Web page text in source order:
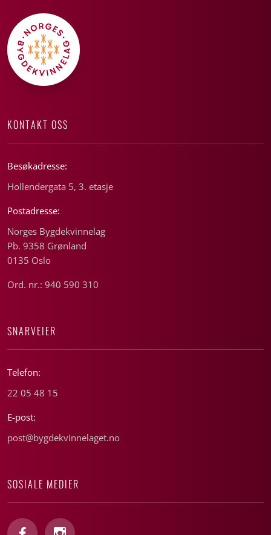
KONTAKT OSS
Besøkadresse:
Hollendergata 5, 3. etasje
Postadresse:
Norges Bygdekvinnelag
Pb. 9358 Grønland
0135 Oslo
Ord. nr.: 940 590 310
SNARVEIER
Telefon:
22 05 48 15
E-post:
post@bygdekvinnelaget.no
SOSIALE MEDIER